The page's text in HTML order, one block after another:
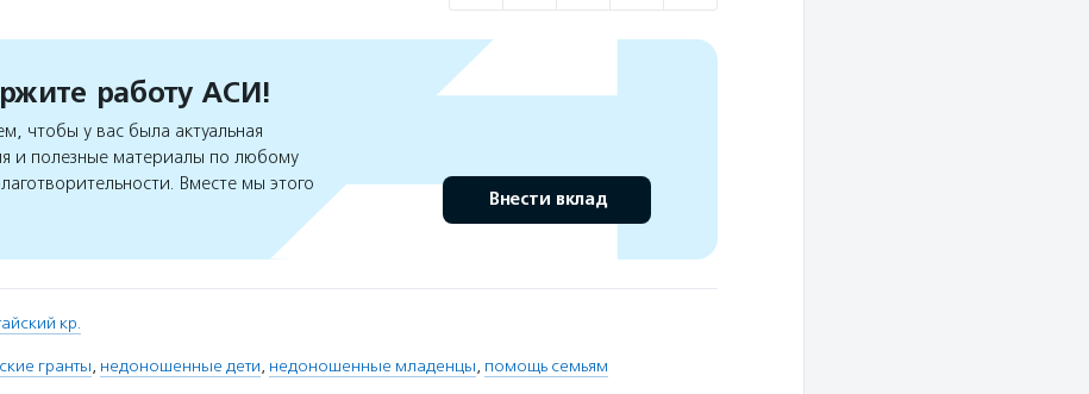
работу АСИ!
чтобы у вас была актуальная
и полезные материалы по любому
Вместе мы этого
Внести вклад
кр.
гранты, недоношенные дети, недоношенные младенцы, помощь семьям